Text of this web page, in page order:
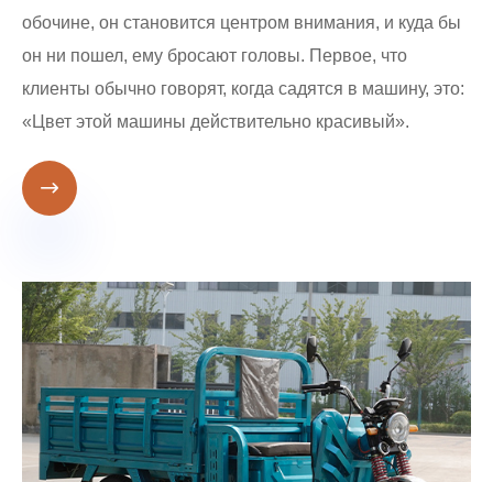
обочине, он становится центром внимания, и куда бы
он ни пошел, ему бросают головы. Первое, что
клиенты обычно говорят, когда садятся в машину, это:
«Цвет этой машины действительно красивый».
